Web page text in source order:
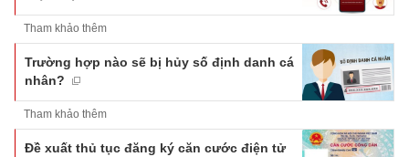
Tham khảo thêm
Trường hợp nào sẽ bị hủy số định danh cá
nhân?
Tham khảo thêm
Đề xuất thủ tục đăng ký căn cước điện tử